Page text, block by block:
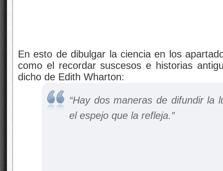
En esto de dibulgar la ciencia en los
como el recordar suscesos e historias
dicho de Edith Wharton:
“Hay dos maneras de difundir la
el espejo que la refleja.”